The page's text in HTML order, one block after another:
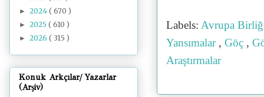
Labels: Avrupa
Yansımalar , Göç ,
Araştırmalar
► 2024 ( 670 )
► 2025 ( 610 )
► 2026 ( 315 )
Konuk Arkçılar/ Yazarlar
(Arşiv)